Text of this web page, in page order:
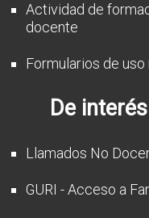
Actividad de
docente
Formularios de uso
De
Llamados No
GURI - Acceso a